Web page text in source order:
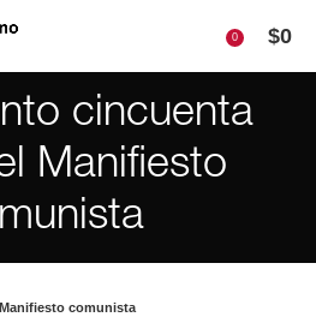
0 $0
cincuenta
Manifiesto
comunista